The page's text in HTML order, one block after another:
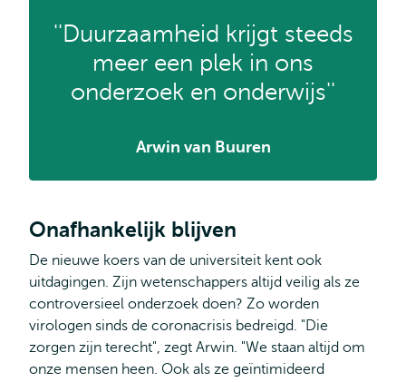
''Duurzaamheid krijgt steeds
meer een plek in ons
onderzoek en onderwijs''
Arwin van Buuren
Onafhankelijk blijven
De nieuwe koers van de universiteit kent ook
uitdagingen. Zijn wetenschappers altijd veilig als ze
controversieel onderzoek doen? Zo worden
virologen sinds de coronacrisis bedreigd. "Die
zorgen zijn terecht", zegt Arwin. "We staan altijd om
onze mensen heen. Ook als ze geïntimideerd